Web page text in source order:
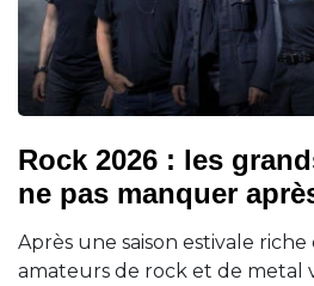
Rock 2026 : les
ne pas manquer
Après une saison estivale riche
amateurs de rock et de metal